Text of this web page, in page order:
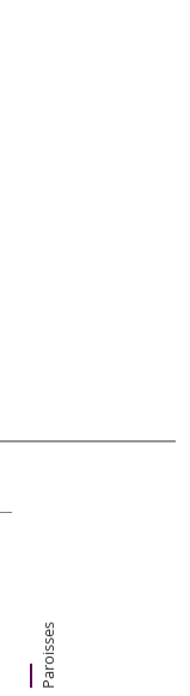
Paroisses